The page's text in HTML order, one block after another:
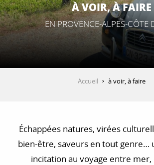
ESPACE PROÀ VOIR, À FAIRE
EN PROVENCE-ALPES-CÔTE
Accueil à voir, à faire
Échappées natures, virées
bien-être, saveurs en tout genre…
incitation au voyage entre mer,